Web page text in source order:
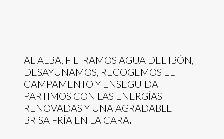
AL ALBA, FILTRAMOS AGUA DEL IBÓN,
DESAYUNAMOS, RECOGEMOS EL
CAMPAMENTO Y ENSEGUIDA
PARTIMOS CON LAS ENERGÍAS
RENOVADAS Y UNA AGRADABLE
BRISA FRÍA EN LA CARA.